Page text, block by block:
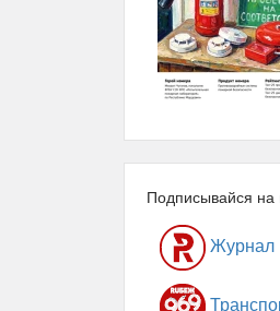
Подписывайся